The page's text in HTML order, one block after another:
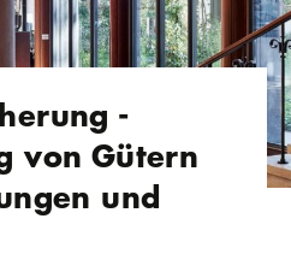
-
von Gütern
und